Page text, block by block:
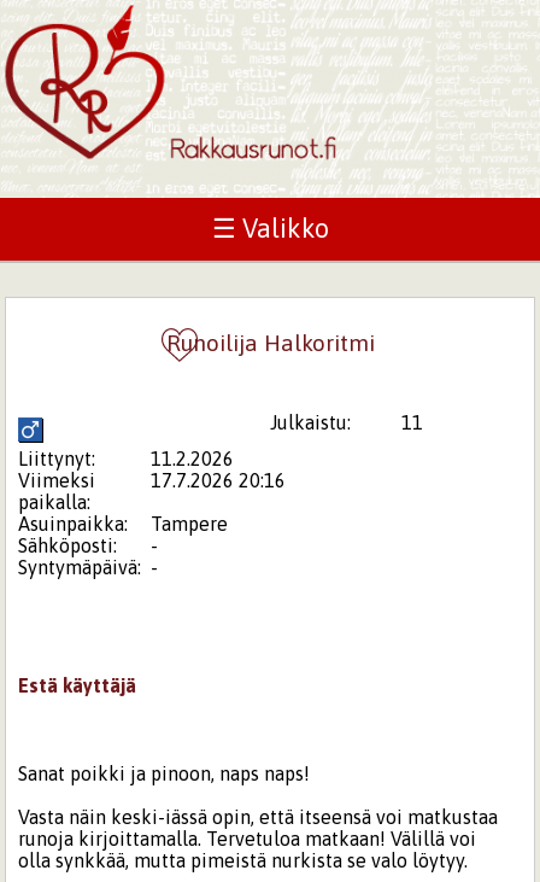
☰ Valikko
Runoilija Halkoritmi
Julkaistu:
11
Liittynyt:
11.2.2026
Viimeksi
paikalla:
17.7.2026 20:16
Asuinpaikka:
Tampere
Sähköposti:
-
Syntymäpäivä: -
Estä käyttäjä
Sanat poikki ja pinoon, naps naps!
Vasta näin keski-iässä opin, että itseensä voi matkustaa
runoja kirjoittamalla. Tervetuloa matkaan! Välillä voi
olla synkkää, mutta pimeistä nurkista se valo löytyy.